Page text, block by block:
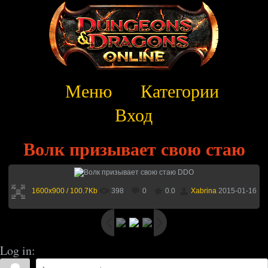
Меню
Категории
Вход
Волк призывает свою стаю
1600x900 / 100.7Kb 398 0 0.0 Xabrina 2015-01-16
Log in: